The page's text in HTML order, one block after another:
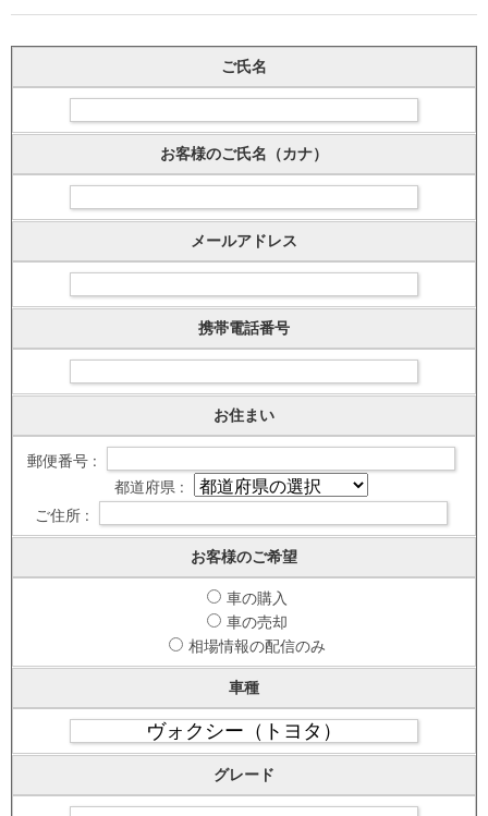
ご氏名
お客様のご氏名（カナ）
メールアドレス
携帯電話番号
お住まい
郵便番号 :
都道府県 :
ご住所 :
お客様のご希望
車の購入
車の売却
相場情報の配信のみ
車種
グレード